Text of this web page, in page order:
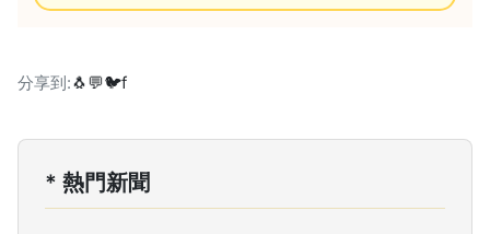
分享到:🐧💬🐦f
* 熱門新聞